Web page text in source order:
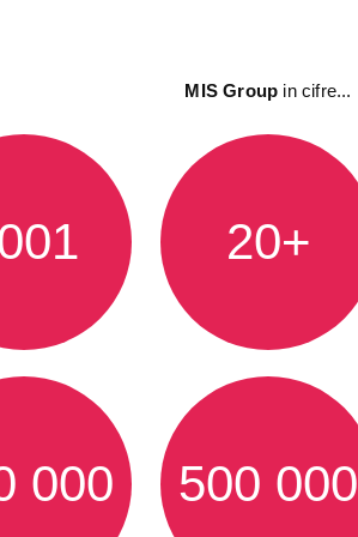
MIS Group in cifre...
20+
000 500 000